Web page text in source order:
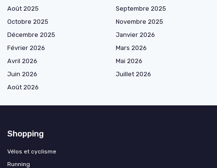
Août 2025
Septembre 2025
Octobre 2025
Novembre 2025
Décembre 2025
Janvier 2026
Février 2026
Mars 2026
Avril 2026
Mai 2026
Juin 2026
Juillet 2026
Août 2026
Shopping
Vélos et cyclisme
Running